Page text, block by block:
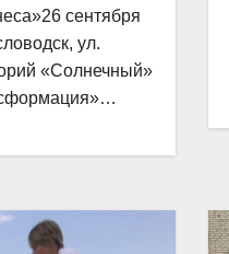
сентября
ул.
«Солнечный»